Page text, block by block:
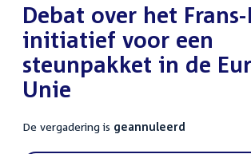
:Debat over het
initiatief voor een
steunpakket in de
Unie
De vergadering is geannuleerd